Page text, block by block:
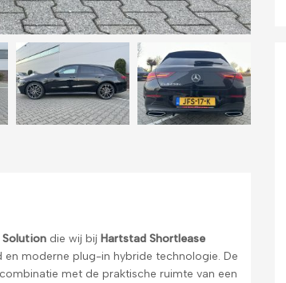
Solution die wij bij Hartstad Shortlease
moderne plug-in hybride technologie. De
met de praktische ruimte van een